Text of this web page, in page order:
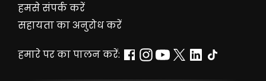
हमसे संपर्क करें
सहायता का अनुरोध करें
हमारे पर का पालन करें: